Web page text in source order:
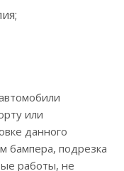
или
данного
бампера, подрезка
работы, не